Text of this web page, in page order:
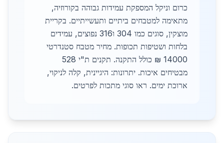
כרום וניקל המספקת עמידות גבוהה בקורוזיה,
מתאימה למטבחים ביתיים ותעשייתיים. בקריית
מוצקין, סוגים כמו 304 ו316 נפוצים, עמידים
בלחות ושטיפות תכופות. מחיר מטבח סטנדרטי
14000 ₪ כולל התקנה. תקנים ת"י 528
מבטיחים איכות. יתרונות: היגיינית, קלה לניקוי,
ארוכת ימים. ראו סוגי מתכות לפרטים.